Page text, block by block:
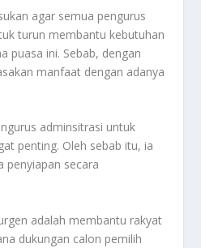
agar semua pengurus
turun membantu kebutuhan
puasa ini. Sebab, dengan
manfaat dengan adanya
adminsitrasi untuk
penting. Oleh sebab itu, ia
penyiapan secara
adalah membantu rakyat
dukungan calon pemilih